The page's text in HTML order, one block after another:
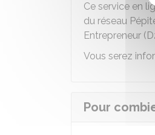
Ce service en
du réseau
Entrepreneur
Vous serez
Pour